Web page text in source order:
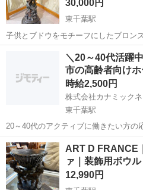
30,000円
東千葉駅
子供とブドウをモチーフにしたブロン
ロココ様式にインスパイアされたこの
ドウの蔓の下にふっくらとした子供像
ロンズ風のデザインで、単体で飾...
東千葉駅 イン
＼20～40代活躍
市の高齢者向け
時給2,500円
株式会社カナミック
東千葉駅
20～40代のアクティブに働きたい方の応募を
柔軟シフトで無理なく働ける 高齢者向けホーム
ルを必要としている職場があります!>* ・もっといい給料で働きたい!
・人間関係...
千葉 東千葉駅
ART D FRANCE
ァ｜装飾用ボウル
12,990円